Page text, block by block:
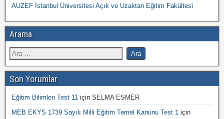
AUZEF İstanbul Üniversitesi Açık ve Uzaktan Eğitim Fakültesi
Arama
Son Yorumlar
Eğitim Bilimleri Test 11 için SELMA ESMER
MEB EKYS 1739 Sayılı Milli Eğitim Temel Kanunu Test 1 için